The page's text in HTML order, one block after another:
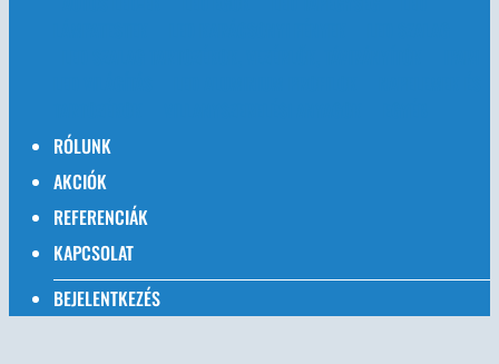
RÓLUNK
AKCIÓK
REFERENCIÁK
KAPCSOLAT
BEJELENTKEZÉS